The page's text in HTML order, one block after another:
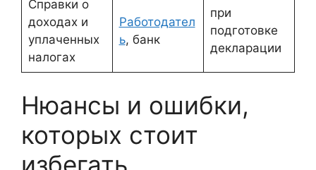
Справки о
доходах и
уплаченных
налогах
Работодател
ь, банк
при
подготовке
декларации
Нюансы и ошибки,
которых стоит